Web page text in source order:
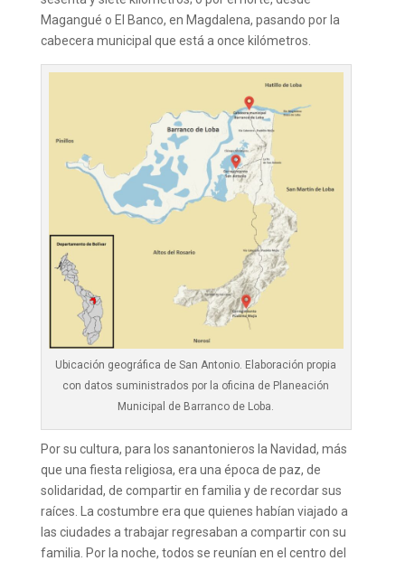
Magangué o El Banco, en Magdalena, pasando por la
cabecera municipal que está a once kilómetros.
Ubicación geográfica de San Antonio. Elaboración propia
con datos suministrados por la oficina de Planeación
Municipal de Barranco de Loba.
Por su cultura, para los sanantonieros la Navidad, más
que una fiesta religiosa, era una época de paz, de
solidaridad, de compartir en familia y de recordar sus
raíces. La costumbre era que quienes habían viajado a
las ciudades a trabajar regresaban a compartir con su
familia. Por la noche, todos se reunían en el centro del